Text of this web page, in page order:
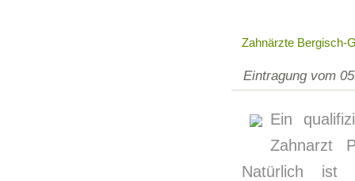
Zahnärzte Bergisch-
Eintragung vom
Ein
Zahnarzt
Natürlich ist